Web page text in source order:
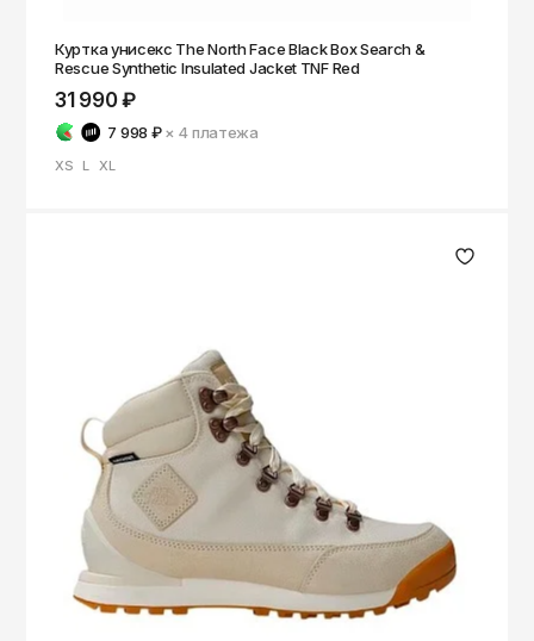
Куртка унисекс The North Face Black Box Search &
Rescue Synthetic Insulated Jacket TNF Red
31 990 ₽
7 998 ₽ × 4платежа
XS L XL